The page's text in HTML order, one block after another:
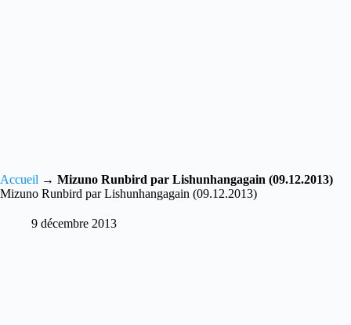
Accueil → Mizuno Runbird par Lishunhangagain (09.12.2013)
Mizuno Runbird par Lishunhangagain (09.12.2013)
9 décembre 2013